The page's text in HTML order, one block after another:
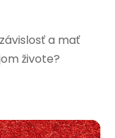
a mať
živote?